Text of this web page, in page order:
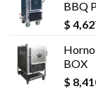
BBQ
$
BOX
$